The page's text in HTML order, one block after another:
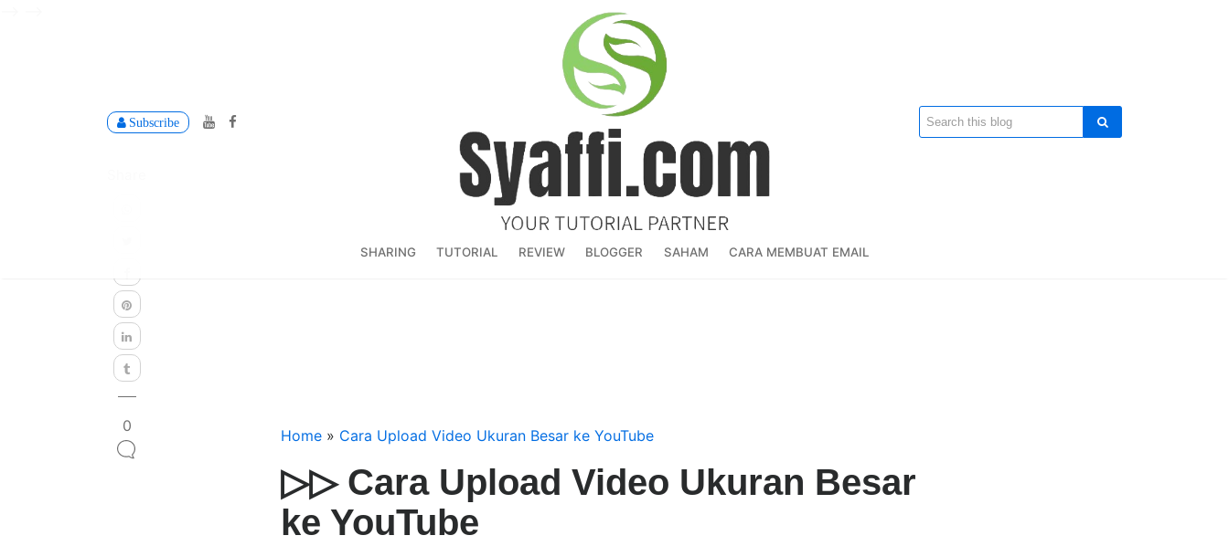
Subscribe
SHARING TUTORIAL REVIEW BLOGGER SAHAM CARA MEMBUAT EMAIL
0
Home » Cara Upload Video Ukuran Besar ke YouTube
▷▷ Cara Upload Video Ukuran Besar
ke YouTube